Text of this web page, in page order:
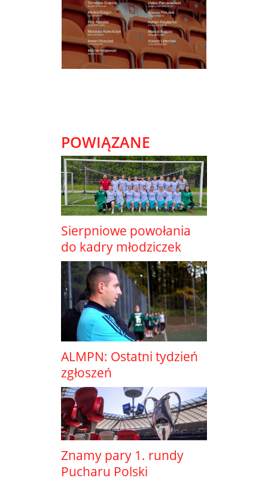
POWIĄZANE
Sierpniowe powołania
do kadry młodziczek
ALMPN: Ostatni tydzień
zgłoszeń
Znamy pary 1. rundy
Pucharu Polski